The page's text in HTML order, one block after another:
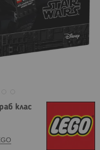
клас